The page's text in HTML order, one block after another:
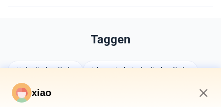
Taggen
Hydraulische cilinder telescopische hydraulische cilinder
op maat gemaakte cilinders
xiao